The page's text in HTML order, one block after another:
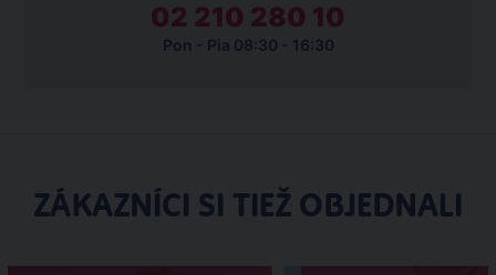
02 210 280 10
Pon - Pia 08:30 - 16:30
ZÁKAZNÍCI SI TIEŽ OBJEDNALI